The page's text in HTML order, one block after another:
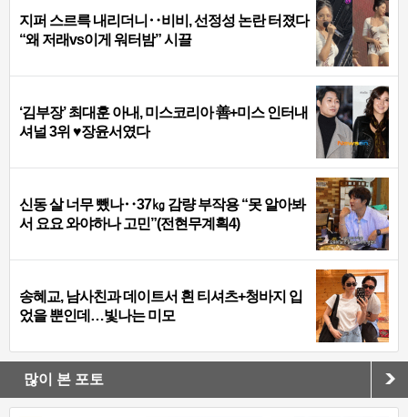
지퍼 스르륵 내리더니‥비비, 선정성 논란 터졌다
“왜 저래vs이게 워터밤” 시끌
‘김부장’ 최대훈 아내, 미스코리아 善+미스 인터내
셔널 3위 ♥장윤서였다
신동 살 너무 뺐나‥37㎏ 감량 부작용 “못 알아봐
서 요요 와야하나 고민”(전현무계획4)
송혜교, 남사친과 데이트서 흰 티셔츠+청바지 입
었을 뿐인데…빛나는 미모
많이 본 포토